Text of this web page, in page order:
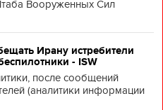
Вооруженных Сил
Ирану истребители
- ISW
после сообщений
(аналитики информации